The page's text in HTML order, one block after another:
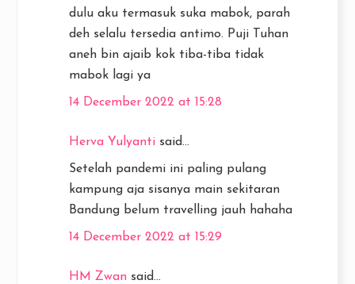
dulu aku termasuk suka mabok, parah
deh selalu tersedia antimo. Puji Tuhan
aneh bin ajaib kok tiba-tiba tidak
mabok lagi ya
14 December 2022 at 15:28
Herva Yulyanti said...
Setelah pandemi ini paling pulang
kampung aja sisanya main sekitaran
Bandung belum travelling jauh hahaha
14 December 2022 at 15:29
HM Zwan said...